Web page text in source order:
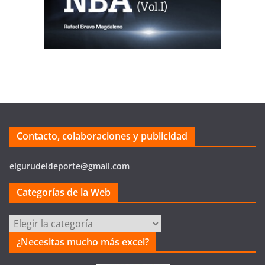
Contacto, colaboraciones y publicidad
elgurudeldeporte@gmail.com
Categorías de la Web
Categorías
de
la
¿Necesitas mucho más excel?